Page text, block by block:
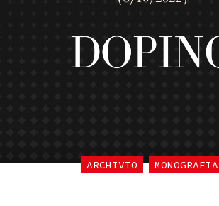
ARCHIVIO MONOGRAFIA